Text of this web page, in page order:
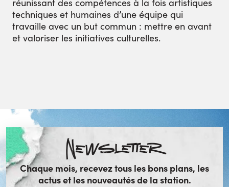
réunissant des compétences à la fois artistiques
techniques et humaines d’une équipe qui
travaille avec un but commun : mettre en avant
et valoriser les initiatives culturelles.
Newsletter
Chaque mois, recevez tous les bons plans, les
actus et les nouveautés de la station.